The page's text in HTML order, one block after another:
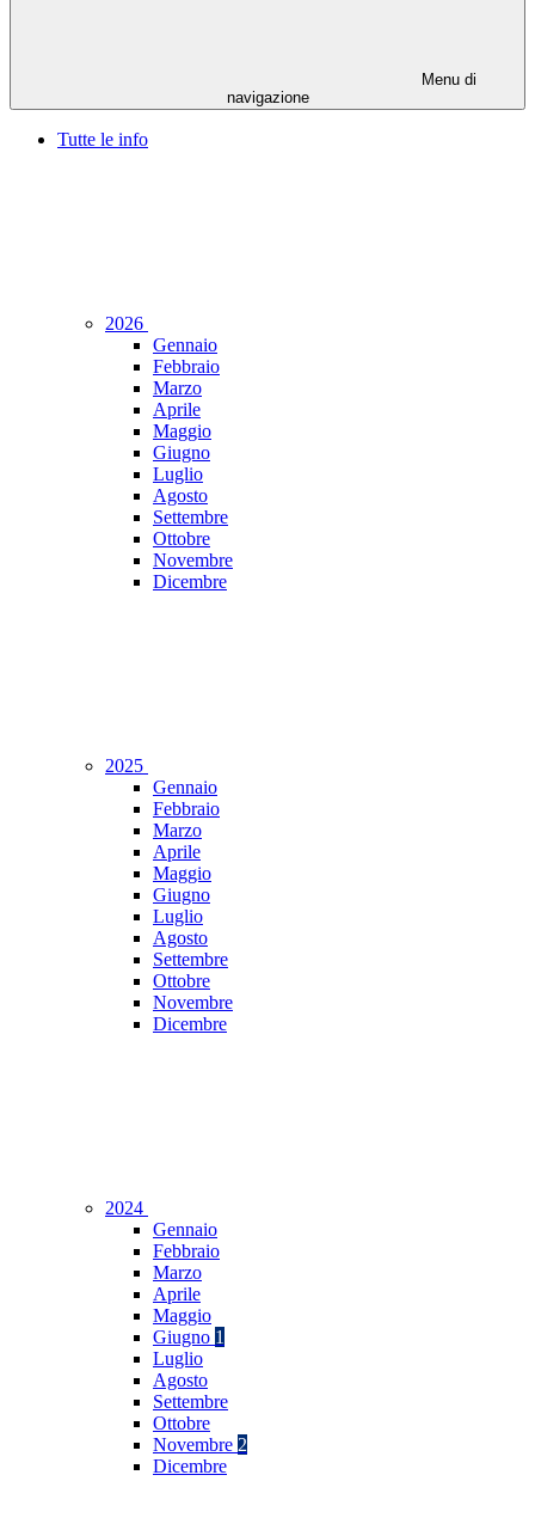
Menu di
navigazione
Tutte le info
2026
Gennaio
Febbraio
Marzo
Aprile
Maggio
Giugno
Luglio
Agosto
Settembre
Ottobre
Novembre
Dicembre
2025
Gennaio
Febbraio
Marzo
Aprile
Maggio
Giugno
Luglio
Agosto
Settembre
Ottobre
Novembre
Dicembre
2024
Gennaio
Febbraio
Marzo
Aprile
Maggio
Giugno 1
Luglio
Agosto
Settembre
Ottobre
Novembre 2
Dicembre